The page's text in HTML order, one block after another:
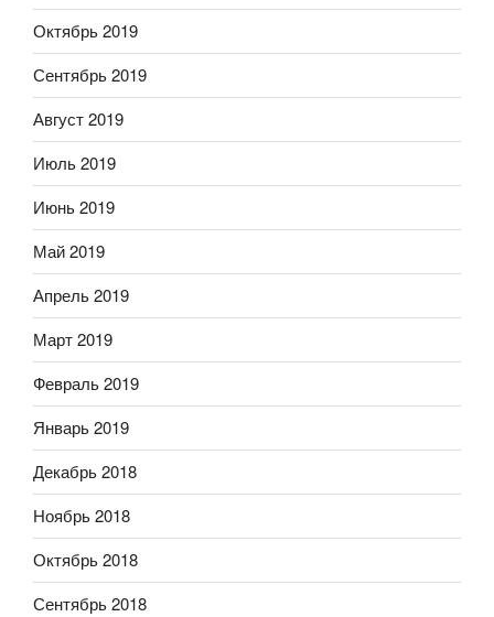
Октябрь 2019
Сентябрь 2019
Август 2019
Июль 2019
Июнь 2019
Май 2019
Апрель 2019
Март 2019
Февраль 2019
Январь 2019
Декабрь 2018
Ноябрь 2018
Октябрь 2018
Сентябрь 2018